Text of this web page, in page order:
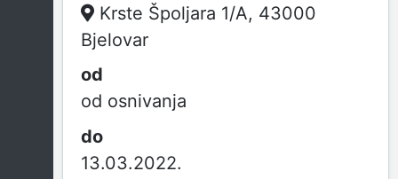
Krste Špoljara 1/A, 43000
Bjelovar
od osnivanja
13.03.2022.